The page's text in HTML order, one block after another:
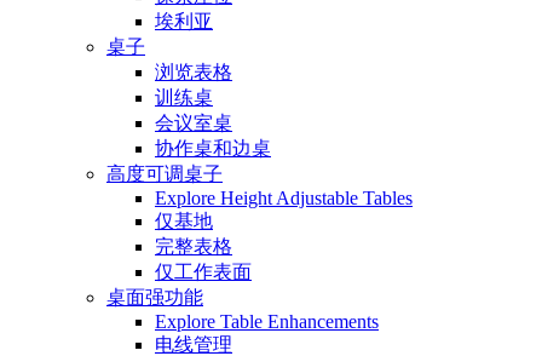
埃利亚
桌子
浏览表格
训练桌
会议室桌
协作桌和边桌
高度可调桌子
Explore Height Adjustable Tables
仅基地
完整表格
仅工作表面
桌面强功能
Explore Table Enhancements
电线管理